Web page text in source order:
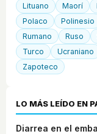
Lituano
Maorí
Polaco
Polinesio
Rumano
Ruso
Turco
Ucraniano
Zapoteco
LO MÁS LEÍDO EN
Diarrea en el